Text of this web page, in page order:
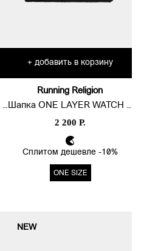
+ добавить в корзину
Running Religion
Шапка ONE LAYER WATCH LOGO
2 200 Р.
Сплитом дешевле -10%
ONE SIZE
NEW